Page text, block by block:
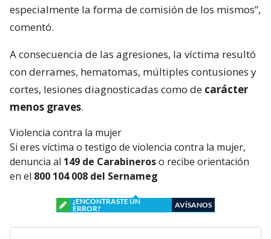
especialmente la forma de comisión de los mismos”,
comentó.
A consecuencia de las agresiones, la víctima resultó
con derrames, hematomas, múltiples contusiones y
cortes, lesiones diagnosticadas como de carácter
menos graves.
Violencia contra la mujer
Si eres víctima o testigo de violencia contra la mujer,
denuncia al 149 de Carabineroso recibe orientación
en el 800 104 008 del Sernameg
¿ENCONTRASTE UN
ERROR?
AVÍSANOS